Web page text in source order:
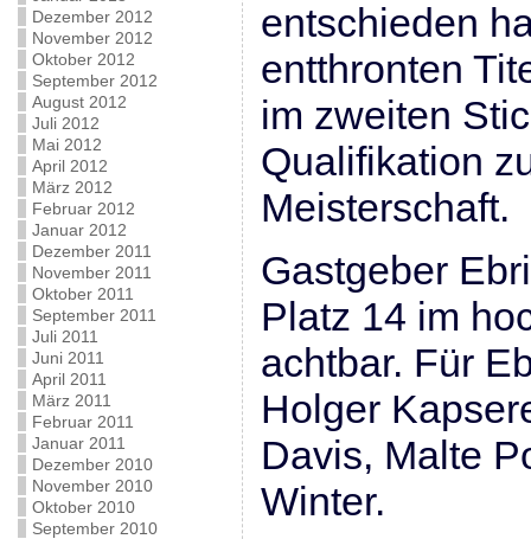
Dezember 2012
November 2012
Oktober 2012
September 2012
August 2012
Juli 2012
Mai 2012
April 2012
März 2012
Februar 2012
Januar 2012
Dezember 2011
November 2011
Oktober 2011
September 2011
Juli 2011
Juni 2011
April 2011
März 2011
Februar 2011
Januar 2011
Dezember 2010
November 2010
Oktober 2010
September 2010
entschieden
entthronten
im zweiten
Qualifikation
Meisterschaft.
Gastgeber
Platz 14 im
achtbar. Für
Holger
Davis, Malte
Winter.